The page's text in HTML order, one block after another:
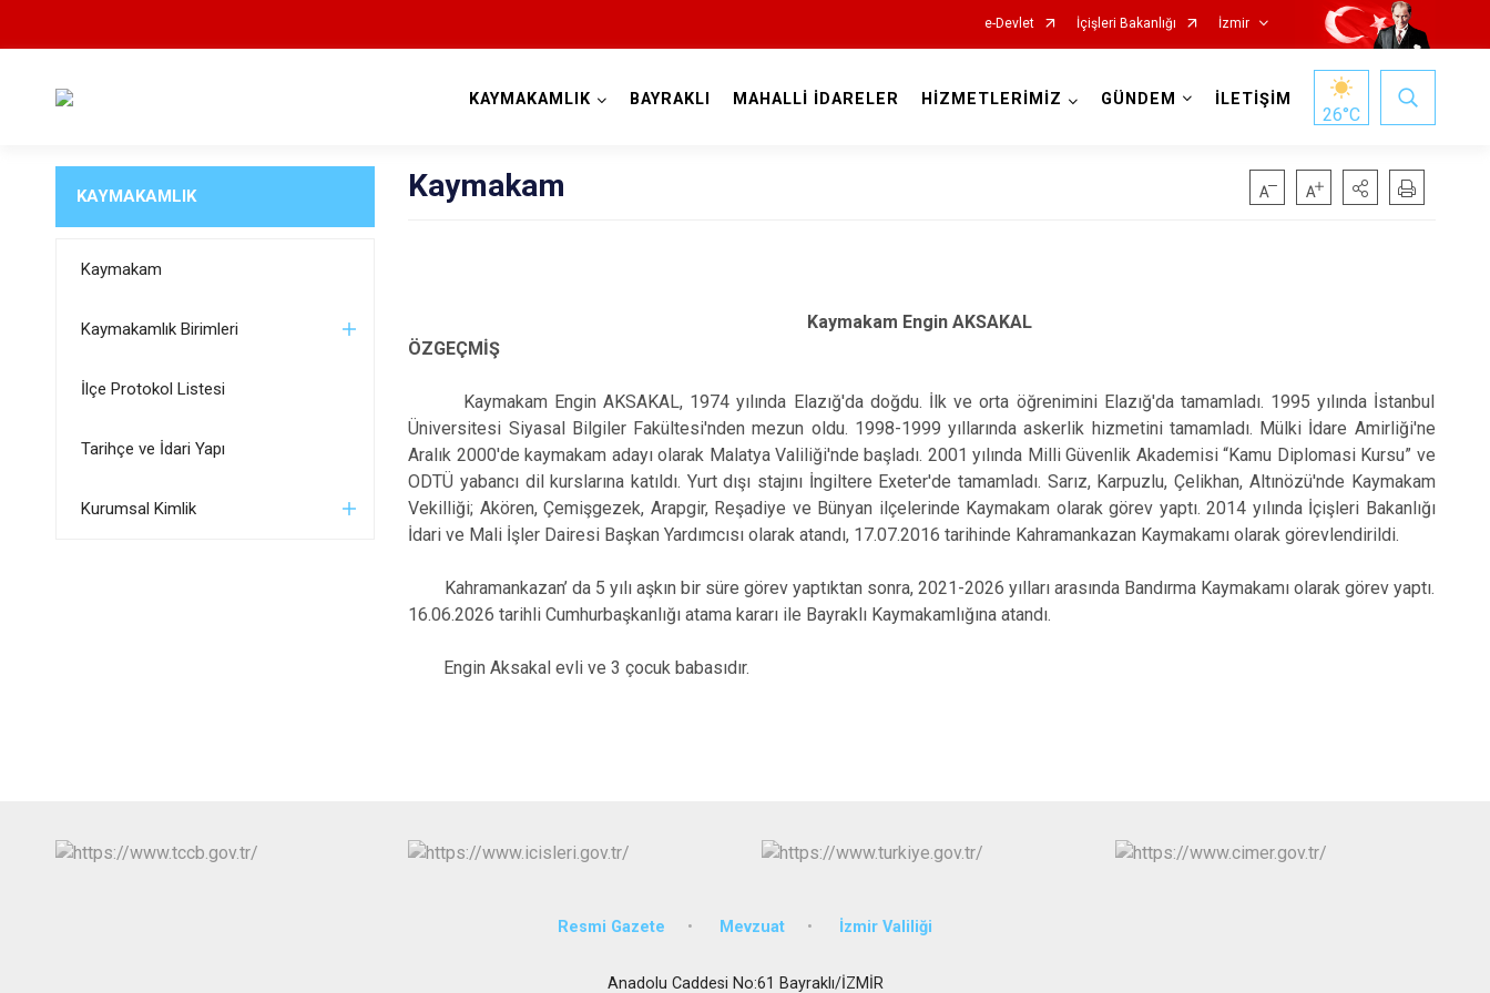
e-Devlet İçişleri Bakanlığı İzmir
Balçova
Bergama
Beydağ
Bornova
Buca
Çiğli
Dikili
Karaburun
Karşıyaka
Kemalpaşa
Kınık
Konak
Seferihisar
Selçuk
Tire
Torbalı
Bayraklı
KAYMAKAMLIK BAYRAKLI MAHALLİ İDARELER HİZMETLERİMİZ GÜNDEM İLETİŞİM
26°C
KAYMAKAMLIK
Kaymakam
Kaymakamlık Birimleri
İlçe Protokol Listesi
Tarihçe ve İdari Yapı
Kurumsal Kimlik
Kaymakam
Kaymakam Engin AKSAKAL
ÖZGEÇMİŞ
Kaymakam Engin AKSAKAL, 1974 yılında Elazığ'da doğdu. İlk ve orta öğrenimini Elazığ'da tamamladı. 1995 yılında İstanbul
Üniversitesi Siyasal Bilgiler Fakültesi'nden mezun oldu. 1998-1999 yıllarında askerlik hizmetini tamamladı. Mülki İdare Amirliği'ne
Aralık 2000'de kaymakam adayı olarak Malatya Valiliği'nde başladı. 2001 yılında Milli Güvenlik Akademisi “Kamu Diplomasi Kursu” ve
ODTÜ yabancı dil kurslarına katıldı. Yurt dışı stajını İngiltere Exeter'de tamamladı. Sarız, Karpuzlu, Çelikhan, Altınözü'nde Kaymakam
Vekilliği; Akören, Çemişgezek, Arapgir, Reşadiye ve Bünyan ilçelerinde Kaymakam olarak görev yaptı. 2014 yılında İçişleri Bakanlığı
İdari ve Mali İşler Dairesi Başkan Yardımcısı olarak atandı, 17.07.2016 tarihinde Kahramankazan Kaymakamı olarak görevlendirildi.
Kahramankazan’ da 5 yılı aşkın bir süre görev yaptıktan sonra, 2021-2026 yılları arasında Bandırma Kaymakamı olarak görev yaptı.
16.06.2026 tarihli Cumhurbaşkanlığı atama kararı ile Bayraklı Kaymakamlığına atandı.
Engin Aksakal evli ve 3 çocuk babasıdır.
Resmi Gazete Mevzuat İzmir Valiliği
Anadolu Caddesi No:61 Bayraklı/İZMİR